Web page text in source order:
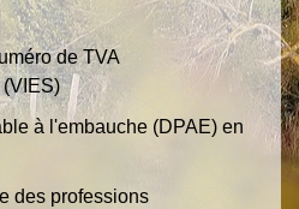
de TVA
à l'embauche (DPAE) en
des professions